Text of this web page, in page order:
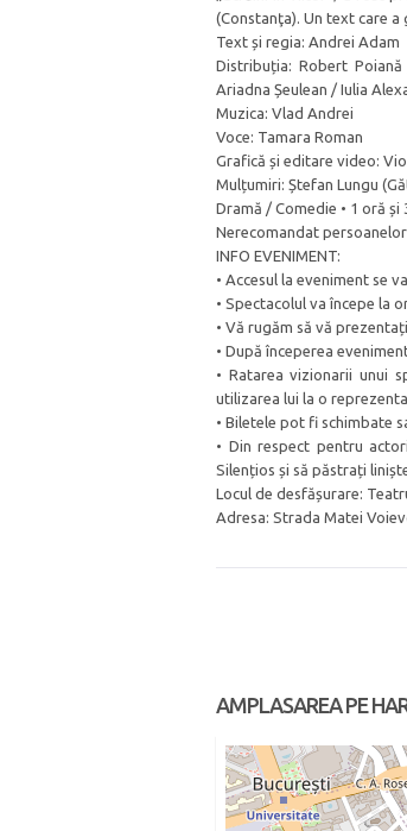
(Constanţa). Un text care a
Text și regia: Andrei Adam
Distribuția: Robert
Ariadna Șeulean / Iulia
Muzica: Vlad Andrei
Voce: Tamara Roman
Grafică și editare video:
Mulțumiri: Ștefan Lungu
Dramă / Comedie • 1 oră
Nerecomandat persoanelor
INFO EVENIMENT:
• Accesul la eveniment se
• Spectacolul va începe la
• Vă rugăm să vă
• După începerea
• Ratarea vizionarii unui
utilizarea lui la o
• Biletele pot fi schimbate
• Din respect pentru
Silențios și să păstrați
Locul de desfășurare:
Adresa: Strada Matei
AMPLASAREA PE